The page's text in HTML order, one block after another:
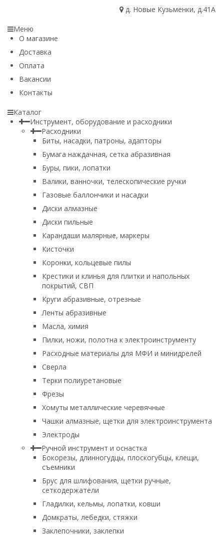
д. Новые Кузьменки, д.41А
Меню
О магазине
Доставка
Оплата
Вакансии
Контакты
Каталог
Инструмент, оборудование и расходники
Расходники
Биты, насадки, патроны, адапторы
Бумага наждачная, сетка абразивная
Буры, пики, лопатки
Валики, ванночки, телескопические ручки
Газовые баллончики и насадки
Диски алмазные
Диски пильные
Карандаши малярные, маркеры
Кисточки
Коронки, кольцевые пилы
Крестики и клинья для плитки и напольных
покрытий, СВП
Круги абразивные, отрезные
Ленты абразивные
Масла, химия
Пилки, ножи, полотна к электроинструменту
Расходные материалы для МФИ и минидрелей
Сверла
Терки полиуретановые
Фрезы
Хомуты металлические черевячные
Чашки алмазные, щетки для электроинструмента
Электроды
Ручной инструмент и оснастка
Бокорезы, длинногудцы, плоскогубцы, клещи,
съемники
Брус для шлифования, щетки ручные,
сеткодержатели
Гладилки, кельмы, лопатки, ковши
Домкраты, лебедки, стяжки
Заклепочники, заклепки